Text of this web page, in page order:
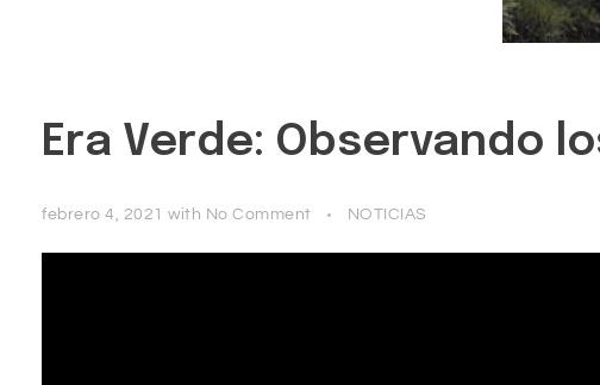
Era Verde: Observando
febrero 4, 2021 with No Comment NOTICIAS